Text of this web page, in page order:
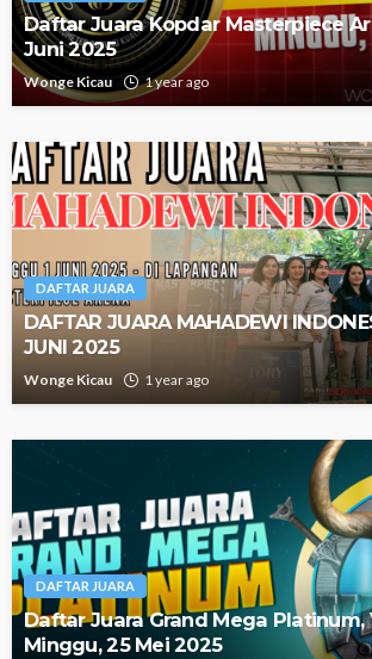
Daftar Juara Kopdar Masterpiece
Juni 2025
Wonge Kicau 1 year ago
DAFTAR JUARA
DAFTAR JUARA MAHADEWI
JUNI 2025
Wonge Kicau 1 year ago
DAFTAR JUARA
Daftar Juara Grand Mega Platinum,
Minggu, 25 Mei 2025